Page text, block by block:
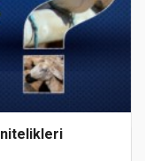
nitelikleri